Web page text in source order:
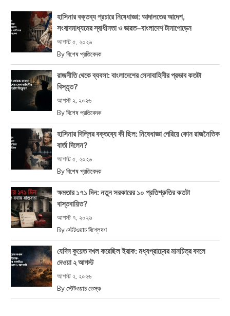
হাসিনার বক্তব্য প্রচারে নিষেধাজ্ঞা: আদালতের আদেশ,
সংবাদমাধ্যমের স্বাধীনতা ও ভারত–বাংলাদেশ টানাপোড়েন
আগস্ট ৫, ২০২৬
By বিশেষ প্রতিবেদক
রাজনীতি থেকে ব্যবসা: বাংলাদেশের সেনাবাহিনীর প্রভাব কতটা
বিস্তৃত?
আগস্ট ২, ২০২৬
By বিশেষ প্রতিবেদক
হাসিনার দিল্লির বক্তব্যে কী ছিল: নিষেধাজ্ঞা পেরিয়ে কোন রাজনৈতিক
বার্তা দিলেন?
আগস্ট ৫, ২০২৬
By বিশেষ প্রতিবেদক
ক্ষমতার ১৭১ দিন: নতুন সরকারের ১০ প্রতিশ্রুতির কতটা
বাস্তবায়িত?
আগস্ট ৭, ২০২৬
By স্টেটওয়াচ বিশ্লেষণ
যেদিন কুয়েত দখল করেছিল ইরাক: মধ্যপ্রাচ্যের মানচিত্র বদলে
দেওয়া ২ আগস্ট
আগস্ট ২, ২০২৬
By স্টেটওয়াচ ডেস্ক